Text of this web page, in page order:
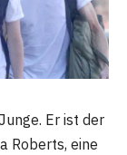
Er ist der
Roberts, eine